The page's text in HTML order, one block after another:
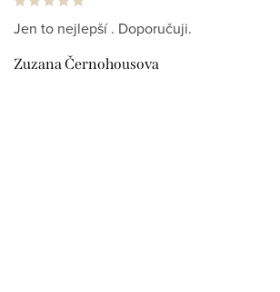
Jen to nejlepší . Doporučuji.
Zuzana Černohousova